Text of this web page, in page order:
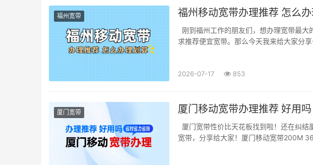
福州宽带 福州移动宽带办理推荐 怎么
刚到福州工作的朋友们，想办理宽带最大
求推荐便宜宽带。那么今天我来给大家分
2026-07-17 853
厦门宽带 厦门移动宽带办理推荐 好用吗
厦门宽带性价比天花板找到啦！还在纠
宽带，分享给大家！厦门移动宽带200M